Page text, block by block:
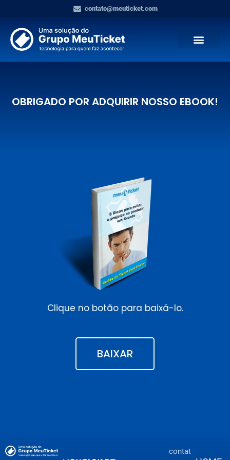
contato@meuticket.com
OBRIGADO POR ADQUIRIR NOSSO EBOOK!
Clique no botão para baixá-lo.
BAIXAR
contat